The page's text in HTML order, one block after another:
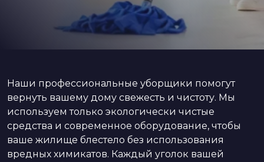
Наши профессиональные уборщики помогут
вернуть вашему дому свежесть и чистоту. Мы
используем только экологически чистые
средства и современное оборудование, чтобы
ваше жилище блестело без использования
вредных химикатов. Каждый уголок вашей